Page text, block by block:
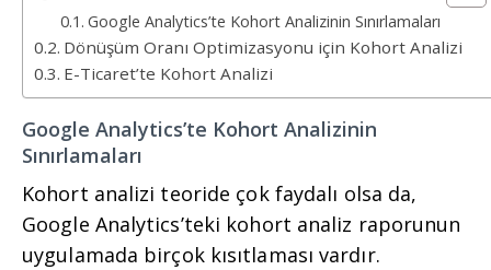
Google Analytics’te Kohort Analizinin Sınırlamaları
Dönüşüm Oranı Optimizasyonu için Kohort Analizi
E-Ticaret’te Kohort Analizi
Google Analytics’te Kohort Analizinin
Sınırlamaları
Kohort analizi teoride çok faydalı olsa da,
Google Analytics’teki kohort analiz raporunun
uygulamada birçok kısıtlaması vardır.